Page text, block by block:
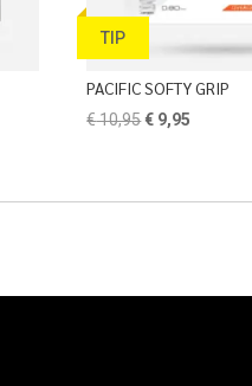
TIP
PACIFIC SOFTY GRIP
€10,95Oorspronkelijke
€ 9,95